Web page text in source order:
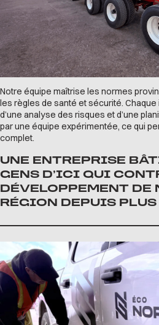
Notre équipe maîtrise les normes
les règles de santé et sécurité.
d’une analyse des risques et d’une
par une équipe expérimentée, ce qui
complet.
UNE ENTREPRISE
GENS D’ICI QUI
DÉVELOPPEMENT DE
RÉGION DEPUIS